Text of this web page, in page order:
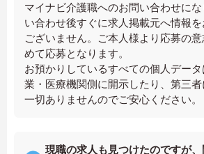
マイナビ介護職へのお問い合わせに
い合わせ後すぐに求人掲載元へ情報
ございません。ご本人様より応募の
めて応募となります。
お預かりしているすべての個人デー
業・医療機関側に開示したり、第三
一切ありませんのでご安心ください。
現職の求人も見つけたのですが